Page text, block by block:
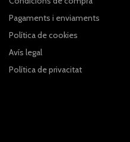
Pagaments i enviaments
Política de cookies
Avís legal
Política de privacitat